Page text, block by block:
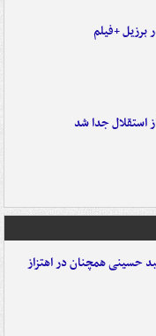
برزیل +فیلم
استقلال جدا شد
حسینی همچنان در اهتزاز